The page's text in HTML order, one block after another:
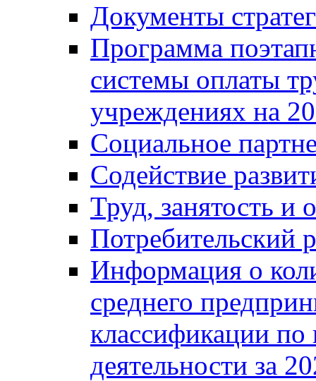
Документы
Программа
системы оплаты
учреждениях на
Социальное
Содействие
Труд, занятость и
Потребительский
Информация о
среднего
классификации
деятельности за